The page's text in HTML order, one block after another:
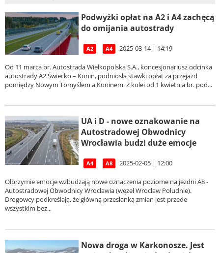
Podwyżki opłat na A2 i A4 zachęcą
do omijania autostrady
A2 A4 2025-03-14 | 14:19
Od 11 marca br. Autostrada Wielkopolska S.A., koncesjonariusz odcinka
autostrady A2 Świecko – Konin, podniosła stawki opłat za przejazd
pomiędzy Nowym Tomyślem a Koninem. Z kolei od 1 kwietnia br. pod...
UA i D - nowe oznakowanie na
Autostradowej Obwodnicy
Wrocławia budzi duże emocje
A4 A8 2025-02-05 | 12:00
Olbrzymie emocje wzbudzają nowe oznaczenia poziome na jezdni A8 -
Autostradowej Obwodnicy Wrocławia (węzeł Wrocław Południe).
Drogowcy podkreślają, że główną przesłanką zmian jest przede
wszystkim bez...
Nowa droga w Karkonosze. Jest